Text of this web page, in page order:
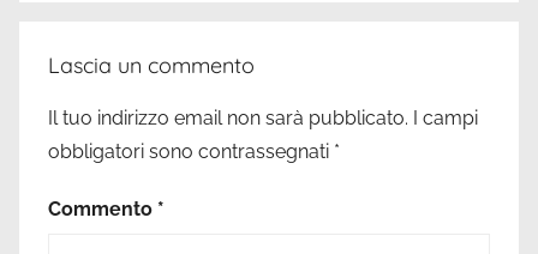
Lascia un commento
Il tuo indirizzo email non sarà pubblicato. I campi
obbligatori sono contrassegnati *
Commento *